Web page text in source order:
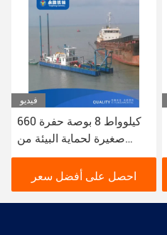
فيديو
طراز 12 بوصة قطعة الأنابيب
المستنشقة الجرافة مع إنتاج
من 200 متر مكعب في
الساعةاحصل على أفضل سعر